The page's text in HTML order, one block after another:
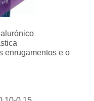
enrugamentos e o